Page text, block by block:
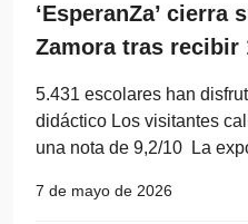
‘EsperanZa’ cierra
Zamora tras recibir
5.431 escolares han
didáctico Los visitantes
una nota de 9,2/10 La
7 de mayo de 2026